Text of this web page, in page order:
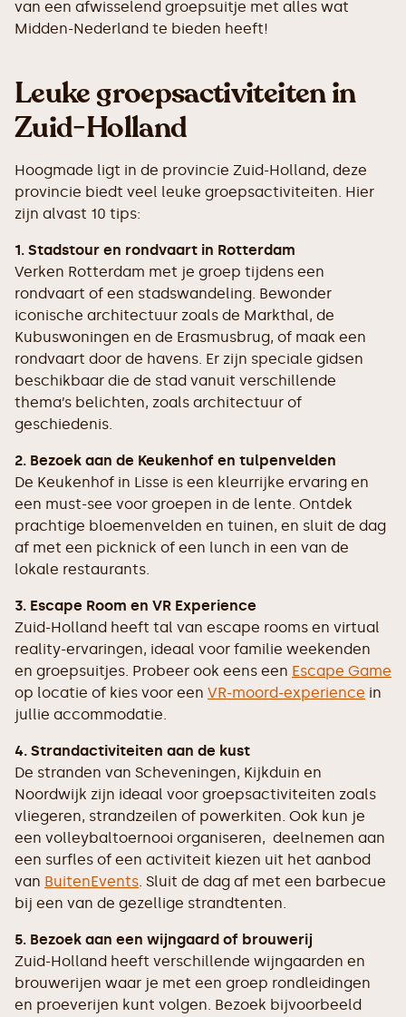
van een afwisselend groepsuitje met alles wat
Midden-Nederland te bieden heeft!
Leuke groepsactiviteiten in
Zuid-Holland
Hoogmade ligt in de provincie Zuid-Holland, deze
provincie biedt veel leuke groepsactiviteiten. Hier
zijn alvast 10 tips:
1. Stadstour en rondvaart in Rotterdam
Verken Rotterdam met je groep tijdens een
rondvaart of een stadswandeling. Bewonder
iconische architectuur zoals de Markthal, de
Kubuswoningen en de Erasmusbrug, of maak een
rondvaart door de havens. Er zijn speciale gidsen
beschikbaar die de stad vanuit verschillende
thema’s belichten, zoals architectuur of
geschiedenis.
2. Bezoek aan de Keukenhof en tulpenvelden
De Keukenhof in Lisse is een kleurrijke ervaring en
een must-see voor groepen in de lente. Ontdek
prachtige bloemenvelden en tuinen, en sluit de dag
af met een picknick of een lunch in een van de
lokale restaurants.
3. Escape Room en VR Experience
Zuid-Holland heeft tal van escape rooms en virtual
reality-ervaringen, ideaal voor familie weekenden
en groepsuitjes. Probeer ook eens een Escape Game
op locatie of kies voor een VR-moord-experience in
jullie accommodatie.
4. Strandactiviteiten aan de kust
De stranden van Scheveningen, Kijkduin en
Noordwijk zijn ideaal voor groepsactiviteiten zoals
vliegeren, strandzeilen of powerkiten. Ook kun je
een volleybaltoernooi organiseren, deelnemen aan
een surfles of een activiteit kiezen uit het aanbod
van BuitenEvents. Sluit de dag af met een barbecue
bij een van de gezellige strandtenten.
5. Bezoek aan een wijngaard of brouwerij
Zuid-Holland heeft verschillende wijngaarden en
brouwerijen waar je met een groep rondleidingen
en proeverijen kunt volgen. Bezoek bijvoorbeeld